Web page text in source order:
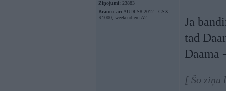
Ziņojumi: 23883
Braucu ar: AUDI S8 2012 , GSX
R1000, weekendiem A2
Ja
tad
Daama
[ Šo ziņu